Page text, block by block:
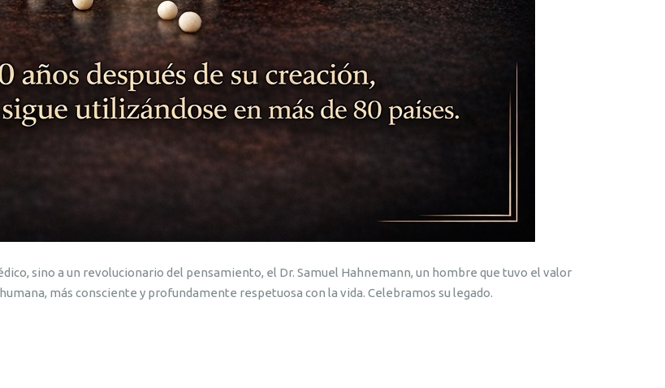
sino a un revolucionario del pensamiento, el Dr. Samuel Hahnemann, un hombre que tuvo el valor
más consciente y profundamente respetuosa con la vida. Celebramos su legado.